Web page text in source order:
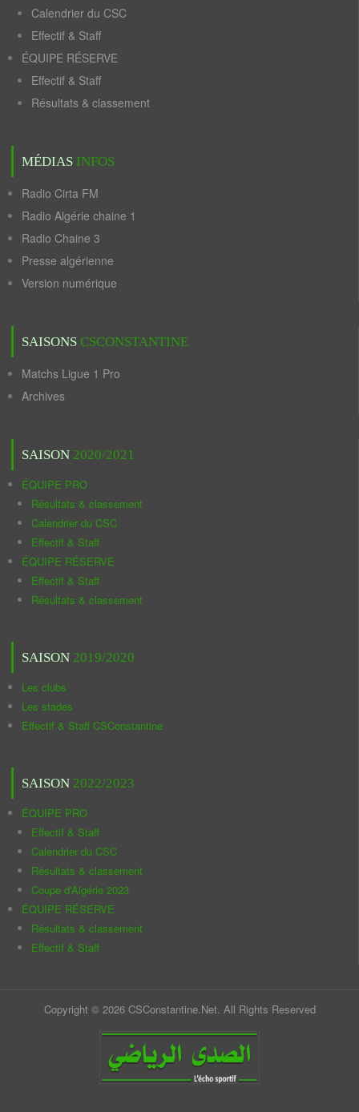
Calendrier du CSC
Effectif & Staff
ÉQUIPE RÉSERVE
Effectif & Staff
Résultats & classement
MÉDIAS INFOS
Radio Cirta FM
Radio Algérie chaine 1
Radio Chaine 3
Presse algérienne
Version numérique
SAISONS CSCONSTANTINE
Matchs Ligue 1 Pro
Archives
SAISON 2020/2021
ÉQUIPE PRO
Résultats & classement
Calendrier du CSC
Effectif & Staff
ÉQUIPE RÉSERVE
Effectif & Staff
Résultats & classement
SAISON 2019/2020
Les clubs
Les stades
Effectif & Staff CSConstantine
SAISON 2022/2023
ÉQUIPE PRO
Effectif & Staff
Calendrier du CSC
Résultats & classement
Coupe d'Algérie 2023
ÉQUIPE RÉSERVE
Résultats & classement
Effectif & Staff
Copyright © 2026 CSConstantine.Net. All Rights Reserved